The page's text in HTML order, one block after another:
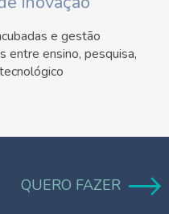
e gestão
entre ensino, pesquisa,
QUERO FAZER